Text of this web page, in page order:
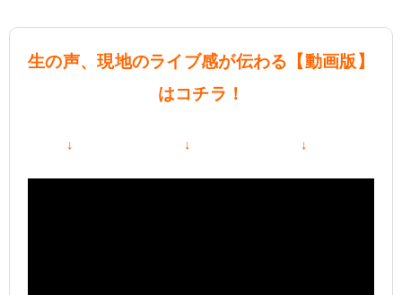
生の声、現地のライブ感が伝わる【動画版】
はコチラ！
↓ ↓ ↓